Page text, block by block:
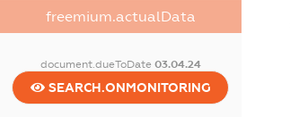
freemium.actualData
document.dueToDate 03.04.24
SEARCH.ONMONITORING